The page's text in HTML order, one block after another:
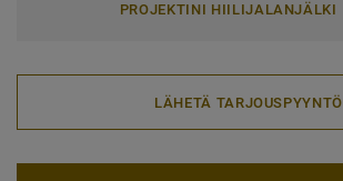
PROJEKTINI HIILIJALANJÄLKI
LÄHETÄ TARJOUSPYYNTÖ